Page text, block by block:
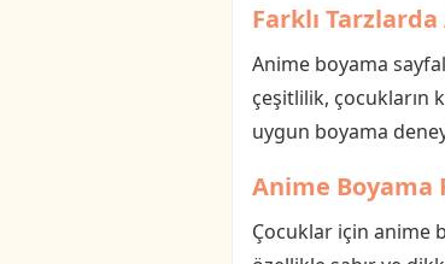
Farklı
Anime boyama
çeşitlilik, çocukların
uygun boyama
Anime Boyama
Çocuklar için anime